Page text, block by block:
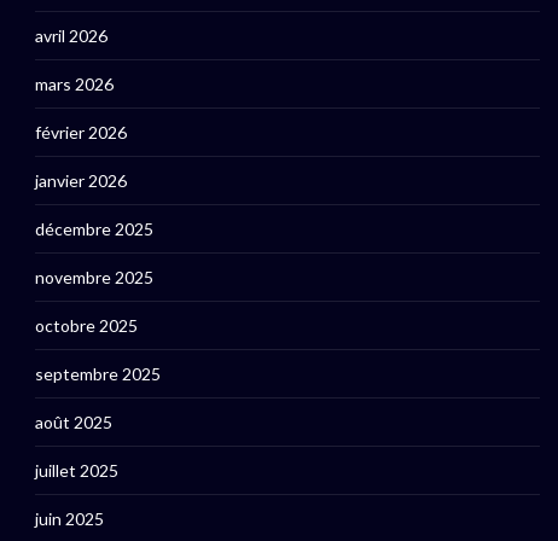
avril 2026
mars 2026
février 2026
janvier 2026
décembre 2025
novembre 2025
octobre 2025
septembre 2025
août 2025
juillet 2025
juin 2025